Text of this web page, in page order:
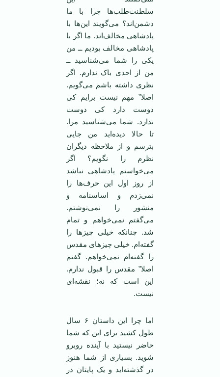
سلطنت‌طلب‌ها چرا با ما
دشمن‌اند؟ می‌گویند این‌ها با
پادشاهی مخالف‌اند. ما اگر با
پادشاهی مخالف بودیم ــ من
یکی را شما می‌شناسید ــ
من از احدی باک ندارم. اگر
نظری داشته باشم می‌گویم.
اصلا” مهم نیست برایم کی
دوست دارد کی دوست
ندارد. شما می‌شناسید مرا.
تا حالا دیده‌اید من جایی
بترسم و از ملاحظه دیگران
نظرم را نگویم؟ اگر
می‌خواستم پادشاهی نباشد
از روز اول این حرف‌ها را
نمی‌زدم و اساسنامه و
منشور را نمی‌نوشتم.
می‌گفتم نمی‌خواهم و تمام
شد. چنانکه خیلی چیزها را
گفته‌ام. خیلی چیزهای مقدس
را گفته‌ام نمی‌خواهم. گفتم
اصلا” مقدس را قبول ندارم.
این است که نه؛ نقشه‌ای
نیست.
اما چرا این داستان ۶ سال
طول کشید برای این که شما
حاضر نیستید با آینده روبرو
شوید. بسیاری از شما هنوز
در گذشته‌اید و یک پایتان در